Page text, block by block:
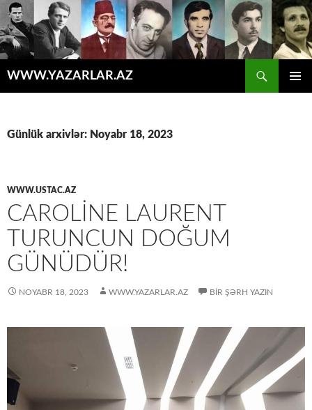
WWW.YAZARLAR.AZ
Günlük arxivlər: Noyabr 18, 2023
WWW.USTAC.AZ
CAROLINE LAURENT
TURUNCUN DOĞUM
GÜNÜDÜR!
NOYABR 18, 2023 WWW.YAZARLAR.AZ BIR ŞƏRH YAZIN